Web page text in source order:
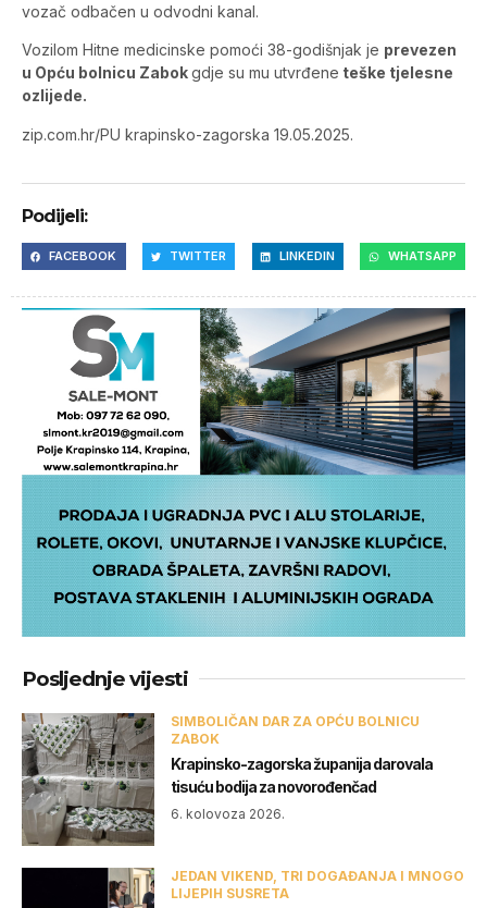
vozač odbačen u odvodni kanal.
Vozilom Hitne medicinske pomoći 38-godišnjak je prevezen
u Opću bolnicu Zabokgdje su mu utvrđene teške tjelesne
ozlijede.
zip.com.hr/PU krapinsko-zagorska 19.05.2025.
Podijeli:
FACEBOOK TWITTER LINKEDIN WHATSAPP
Posljednje vijesti
SIMBOLIČAN DAR ZA OPĆU BOLNICU
ZABOK
Krapinsko-zagorska županija darovala
tisuću bodija za novorođenčad
6. kolovoza 2026.
JEDAN VIKEND, TRI DOGAĐANJA I MNOGO
LIJEPIH SUSRETA